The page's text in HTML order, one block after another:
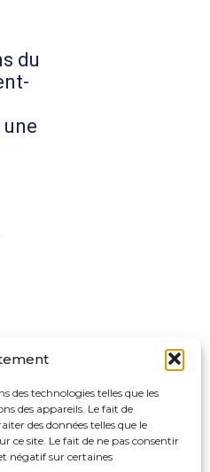
des technologies telles que les
des appareils. Le fait de
des données telles que le
ce site. Le fait de ne pas consentir
négatif sur certaines
du